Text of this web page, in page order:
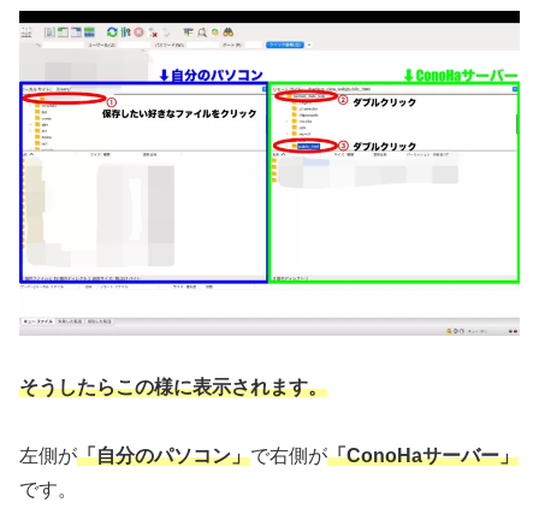
そうしたらこの様に表示されます。
左側が「自分のパソコン」で右側が「ConoHaサーバー」
です。